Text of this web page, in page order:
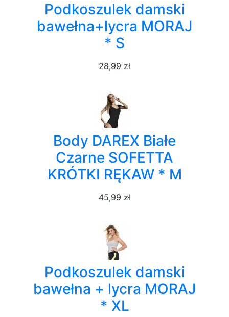
Podkoszulek damski
bawełna+lycra MORAJ
* S
28,99 zł
Body DAREX Białe
Czarne SOFETTA
KRÓTKI RĘKAW * M
45,99 zł
Podkoszulek damski
bawełna + lycra MORAJ
* XL